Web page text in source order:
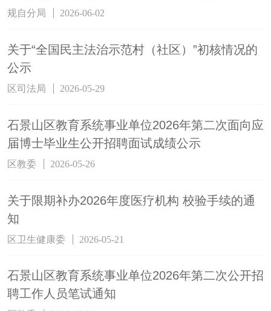
规自分局 2026-06-02
关于“全国民主法治示范村（社区）”初核情况的
公示
区司法局 2026-05-29
石景山区教育系统事业单位2026年第二次面向应
届博士毕业生公开招聘面试成绩公示
区教委 2026-05-26
关于限期补办2026年度医疗机构 校验手续的通
知
区卫生健康委 2026-05-21
石景山区教育系统事业单位2026年第二次公开招
聘工作人员笔试通知